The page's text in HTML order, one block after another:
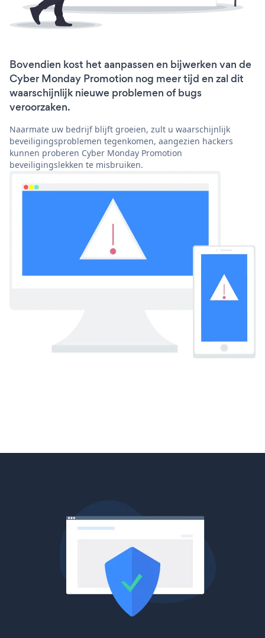
Bovendien kost het aanpassen en bijwerken van de
Cyber Monday Promotion nog meer tijd en zal dit
waarschijnlijk nieuwe problemen of bugs
veroorzaken.
Naarmate uw bedrijf blijft groeien, zult u waarschijnlijk
beveiligingsproblemen tegenkomen, aangezien hackers
kunnen proberen Cyber Monday Promotion
beveiligingslekken te misbruiken.